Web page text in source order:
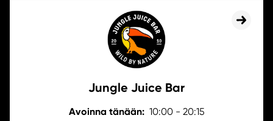
Jungle Juice Bar
Avoinna tänään: 10:00 - 20:15